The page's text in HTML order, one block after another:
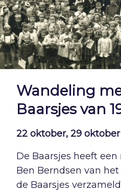
Wandeling
Baarsjes van
22 oktober, 29 oktober
De Baarsjes heeft
Ben Berndsen van
de Baarsjes